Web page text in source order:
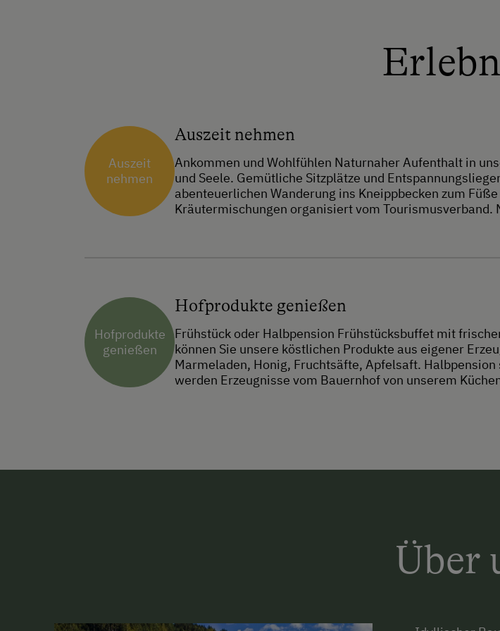
Auszeit
nehmen
Auszeit nehmen
Ankommen und Wohlfühlen Naturnaher Aufenthalt in
und Seele. Gemütliche Sitzplätze und
abenteuerlichen Wanderung ins Kneippbecken zum
Kräutermischungen organisiert vom Tourismusverband.
Hofprodukte
genießen
Hofprodukte genießen
Frühstück oder Halbpension Frühstücksbuffet mit
können Sie unsere köstlichen Produkte aus eigener
Marmeladen, Honig, Fruchtsäfte, Apfelsaft.
werden Erzeugnisse vom Bauernhof von unserem
Über